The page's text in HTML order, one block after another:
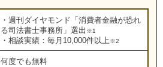
・週刊ダイヤモンド「消費者金融が恐れ
る司法書士事務所」選出 ※1
・相談実績：毎月10,000件以上※2
何度でも無料